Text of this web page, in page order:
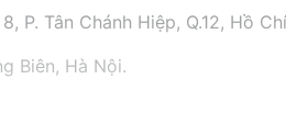
P. Tân Chánh Hiệp, Q.12, Hồ
Biên, Hà Nội.